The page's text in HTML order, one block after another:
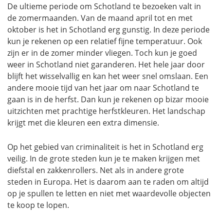
De ultieme periode om Schotland te bezoeken valt in
de zomermaanden. Van de maand april tot en met
oktober is het in Schotland erg gunstig. In deze periode
kun je rekenen op een relatief fijne temperatuur. Ook
zijn er in de zomer minder vliegen. Toch kun je goed
weer in Schotland niet garanderen. Het hele jaar door
blijft het wisselvallig en kan het weer snel omslaan. Een
andere mooie tijd van het jaar om naar Schotland te
gaan is in de herfst. Dan kun je rekenen op bizar mooie
uitzichten met prachtige herfstkleuren. Het landschap
krijgt met die kleuren een extra dimensie.
Op het gebied van criminaliteit is het in Schotland erg
veilig. In de grote steden kun je te maken krijgen met
diefstal en zakkenrollers. Net als in andere grote
steden in Europa. Het is daarom aan te raden om altijd
op je spullen te letten en niet met waardevolle objecten
te koop te lopen.